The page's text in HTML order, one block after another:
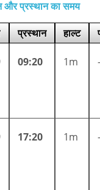
और प्रस्थान का समय
प्रस्थान हाल्ट
09:20 1m
17:20 1m